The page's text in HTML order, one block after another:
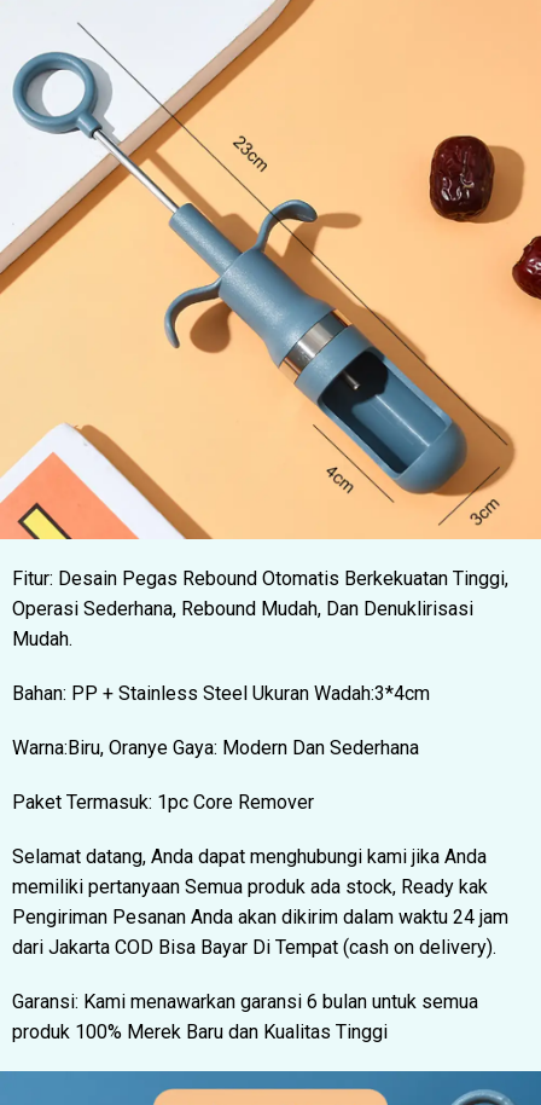
Fitur: Desain Pegas Rebound Otomatis Berkekuatan Tinggi,
Operasi Sederhana, Rebound Mudah, Dan Denuklirisasi
Mudah.
Bahan: PP + Stainless Steel Ukuran Wadah:3*4cm
Warna:Biru, Oranye Gaya: Modern Dan Sederhana
Paket Termasuk: 1pc Core Remover
Selamat datang, Anda dapat menghubungi kami jika Anda
memiliki pertanyaan Semua produk ada stock, Ready kak
Pengiriman Pesanan Anda akan dikirim dalam waktu 24 jam
dari Jakarta COD Bisa Bayar Di Tempat (cash on delivery).
Garansi: Kami menawarkan garansi 6 bulan untuk semua
produk 100% Merek Baru dan Kualitas Tinggi